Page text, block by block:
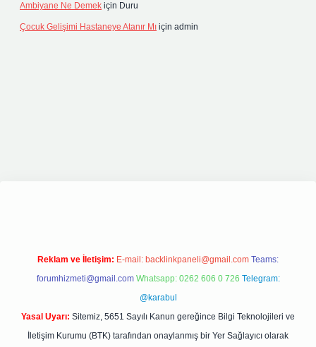
Ambiyane Ne Demek için Duru
Çocuk Gelişimi Hastaneye Atanır Mı için admin
Reklam ve İletişim: E-mail: backlinkpaneli@gmail.com Teams:
forumhizmeti@gmail.com Whatsapp: 0262 606 0 726 Telegram:
@karabul
Yasal Uyarı: Sitemiz, 5651 Sayılı Kanun gereğince Bilgi Teknolojileri ve
İletişim Kurumu (BTK) tarafından onaylanmış bir Yer Sağlayıcı olarak